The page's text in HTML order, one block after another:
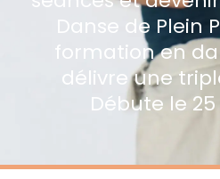
Danse de Plein
formation en
délivre une
Débute le